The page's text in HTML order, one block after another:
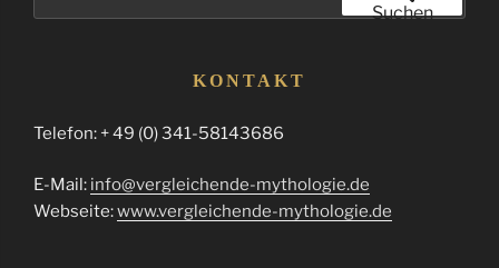
Suchen
KONTAKT
Telefon: + 49 (0) 341-58143686
E-Mail: info@vergleichende-mythologie.de
Webseite:www.vergleichende-mythologie.de